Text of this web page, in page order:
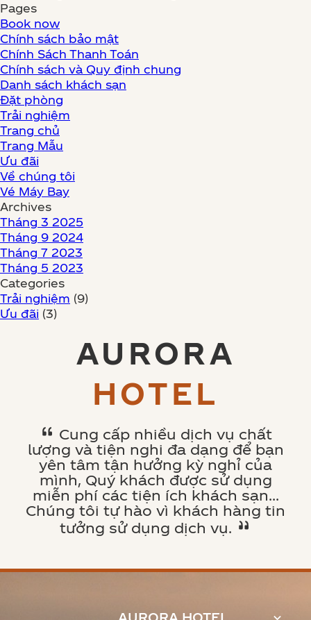
Pages
Book now
Chính sách bảo mật
Chính Sách Thanh Toán
Chính sách và Quy định chung
Danh sách khách sạn
Đặt phòng
Trải nghiệm
Trang chủ
Trang Mẫu
Ưu đãi
Về chúng tôi
Vé Máy Bay
Archives
Tháng 3 2025
Tháng 9 2024
Tháng 7 2023
Tháng 5 2023
Categories
Trải nghiệm (9)
Ưu đãi (3)
AURORA
HOTEL
Cung cấp nhiều dịch vụ chất
lượng và tiện nghi đa dạng để bạn
yên tâm tận hưởng kỳ nghỉ của
mình, Quý khách được sử dụng
miễn phí các tiện ích khách sạn…
Chúng tôi tự hào vì khách hàng tin
tưởng sử dụng dịch vụ.
AURORA HOTEL